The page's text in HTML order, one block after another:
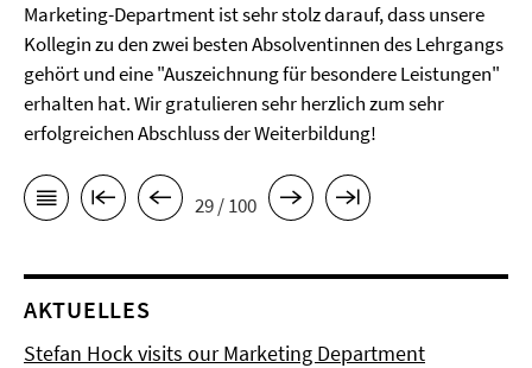
Marketing-Department ist sehr stolz darauf, dass unsere
Kollegin zu den zwei besten Absolventinnen des Lehrgangs
gehört und eine "Auszeichnung für besondere Leistungen"
erhalten hat. Wir gratulieren sehr herzlich zum sehr
erfolgreichen Abschluss der Weiterbildung!
29 / 100
AKTUELLES
Stefan Hock visits our Marketing Department